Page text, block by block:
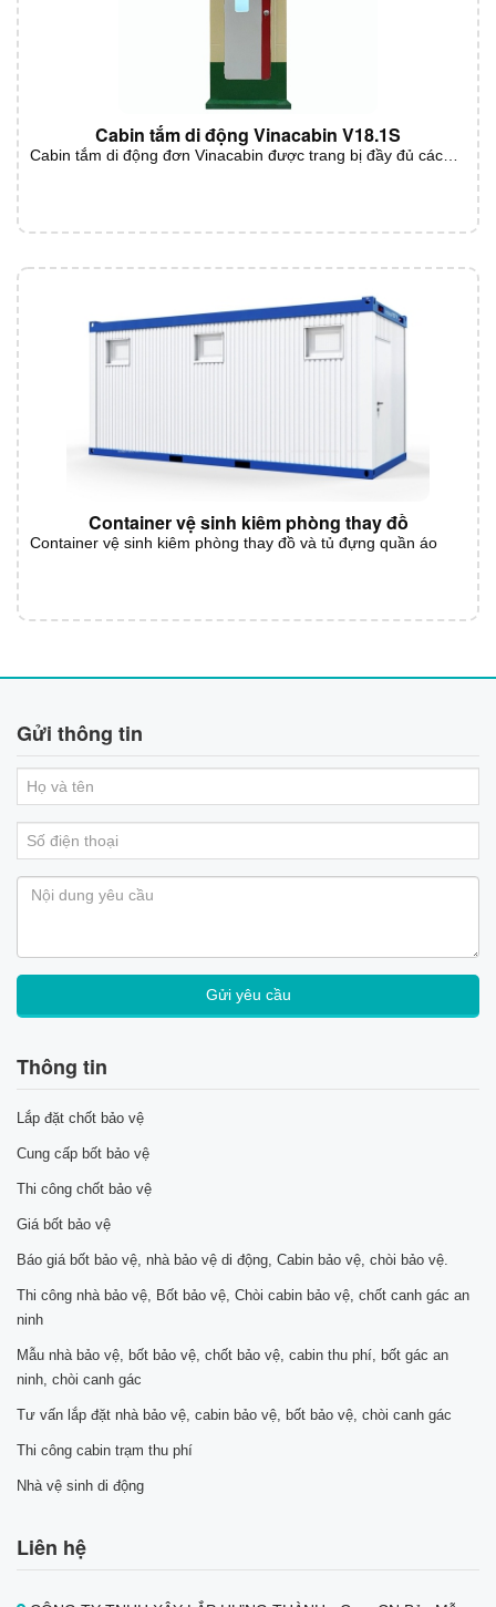
Cabin tắm di động Vinacabin V18.1S
Cabin tắm di động đơn Vinacabin được trang bị đầy đủ các…
Container vệ sinh kiêm phòng thay đồ
Container vệ sinh kiêm phòng thay đồ và tủ đựng quần áo
Gửi thông tin
Thông tin
Lắp đặt chốt bảo vệ
Cung cấp bốt bảo vệ
Thi công chốt bảo vệ
Giá bốt bảo vệ
Báo giá bốt bảo vệ, nhà bảo vệ di động, Cabin bảo vệ, chòi bảo vệ.
Thi công nhà bảo vệ, Bốt bảo vệ, Chòi cabin bảo vệ, chốt canh gác an
ninh
Mẫu nhà bảo vệ, bốt bảo vệ, chốt bảo vệ, cabin thu phí, bốt gác an
ninh, chòi canh gác
Tư vấn lắp đặt nhà bảo vệ, cabin bảo vệ, bốt bảo vệ, chòi canh gác
Thi công cabin trạm thu phí
Nhà vệ sinh di động
Liên hệ